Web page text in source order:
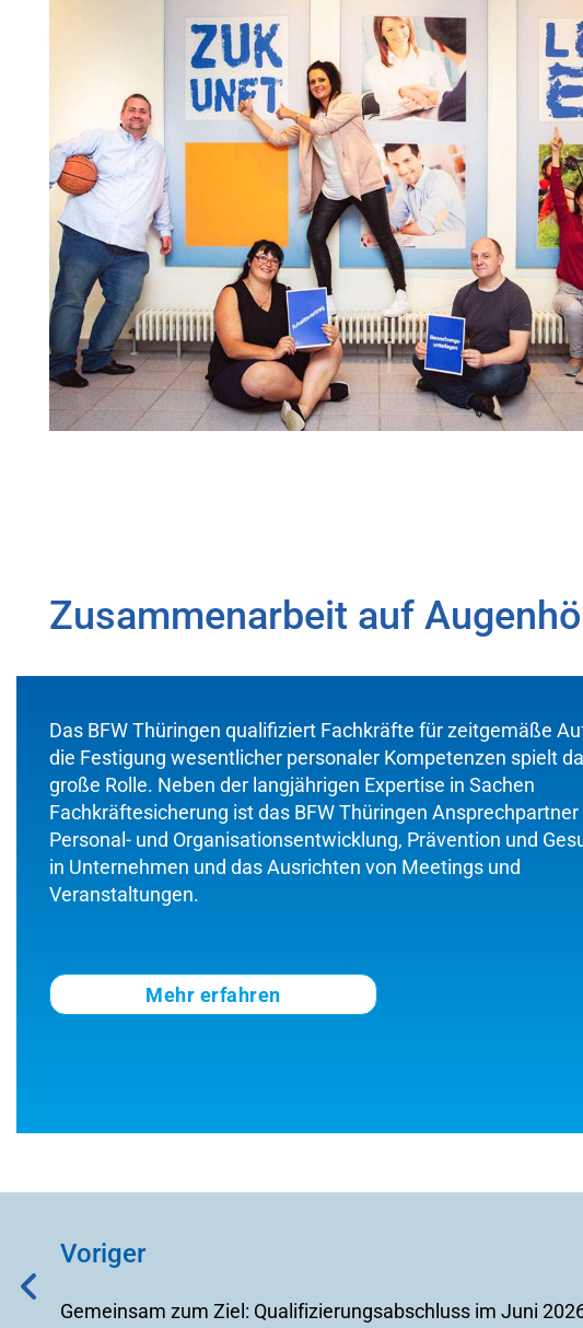
Zusammenarbeit auf
Das BFW Thüringen qualifiziert Fachkräfte für zeitgemäße
die Festigung wesentlicher personaler Kompetenzen spielt
große Rolle. Neben der langjährigen Expertise in Sachen
Fachkräftesicherung ist das BFW Thüringen
Personal- und Organisationsentwicklung, Prävention und
in Unternehmen und das Ausrichten von Meetings und
Veranstaltungen.
Mehr erfahren
Voriger
Gemeinsam zum Ziel: Qualifizierungsabschluss im Juni